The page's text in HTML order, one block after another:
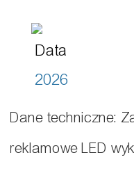
Data
2026
Dane techniczne:
reklamowe LED